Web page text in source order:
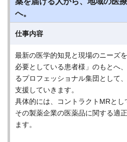
へ。
仕事内容
最新の医学的知見と現場のニーズ
必要としている患者様」のもとへ
るプロフェッショナル集団として
支援していきます。
具体的には、コントラクトMRとし
その製薬企業の医薬品に関する適
ます。